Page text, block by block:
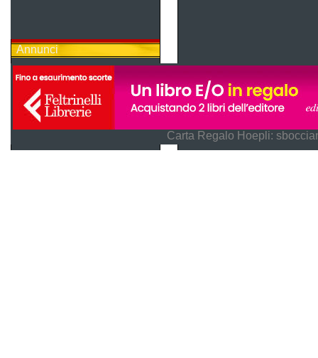
Annunci
Carta Regalo Hoepli: